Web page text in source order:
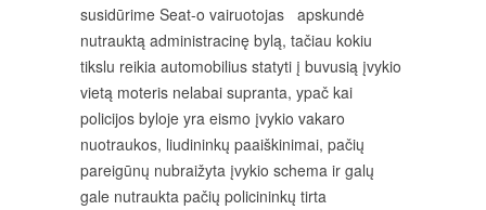
susidūrime Seat-o vairuotojas apskundė
nutrauktą administracinę bylą, tačiau kokiu
tikslu reikia automobilius statyti į buvusią įvykio
vietą moteris nelabai supranta, ypač kai
policijos byloje yra eismo įvykio vakaro
nuotraukos, liudininkų paaiškinimai, pačių
pareigūnų nubraižyta įvykio schema ir galų
gale nutraukta pačių policininkų tirta